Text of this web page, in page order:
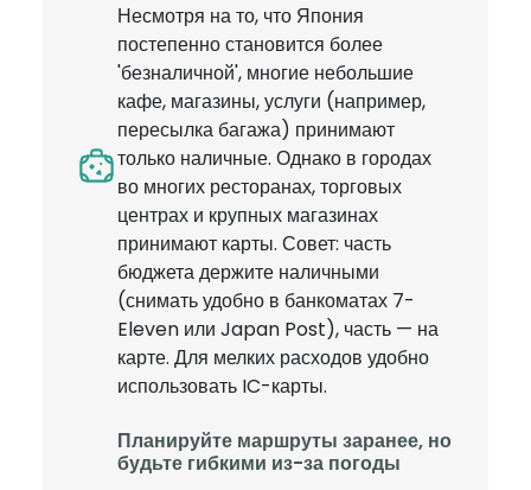
Несмотря на то, что Япония
постепенно становится более
'безналичной', многие небольшие
кафе, магазины, услуги (например,
пересылка багажа) принимают
только наличные. Однако в городах
во многих ресторанах, торговых
центрах и крупных магазинах
принимают карты. Совет: часть
бюджета держите наличными
(снимать удобно в банкоматах 7-
Eleven или Japan Post), часть — на
карте. Для мелких расходов удобно
использовать IC-карты.
Планируйте маршруты заранее, но
будьте гибкими из-за погоды